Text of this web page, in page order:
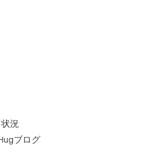
況
ブログ